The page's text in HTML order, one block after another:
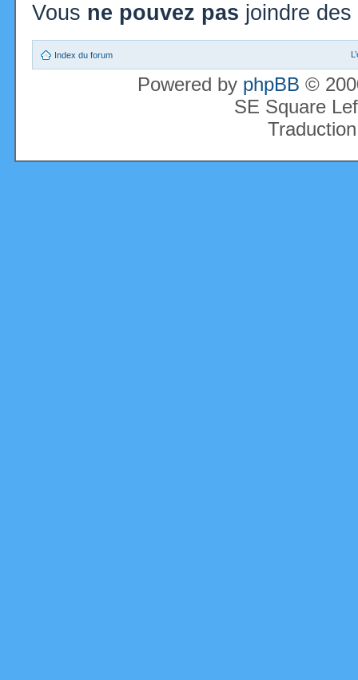
Vous ne pouvez pas joindre
Index du forum
Powered by phpBB ©
SE Square